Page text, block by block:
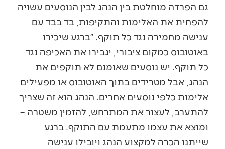
גם הפרדה מוחלטת בין הנהג לבין הנוסעים עשויה
להפחית את האלימות והתקיפות, בד בבד עם
ענישה מחמירה נגד כל תוקף. ״ברגע שיכירו
באוטובוס כמקום ציבורי, יגבירו את האכיפה נגד
כל תוקף. יש נוסעים שאומנם לא תוקפים את
הנהג, אבל מטרידים בתוך האוטובוס או מפעילים
אלימות כלפי נוסעים אחרים. הנהג הוא זה שצריך
להתערב, לעצור את המתרחש, להזמין משטרה –
ומוצא את עצמו מתעמת עם התוקף. ברגע
שייתנו הכרה למקצוע הנהג ויובילו ענישה